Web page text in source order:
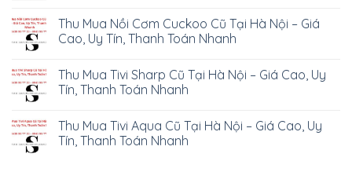
Thu Mua Nồi Cơm Cuckoo Cũ Tại Hà Nội – Giá
Cao, Uy Tín, Thanh Toán Nhanh
Thu Mua Tivi Sharp Cũ Tại Hà Nội – Giá Cao, Uy
Tín, Thanh Toán Nhanh
Thu Mua Tivi Aqua Cũ Tại Hà Nội – Giá Cao, Uy
Tín, Thanh Toán Nhanh